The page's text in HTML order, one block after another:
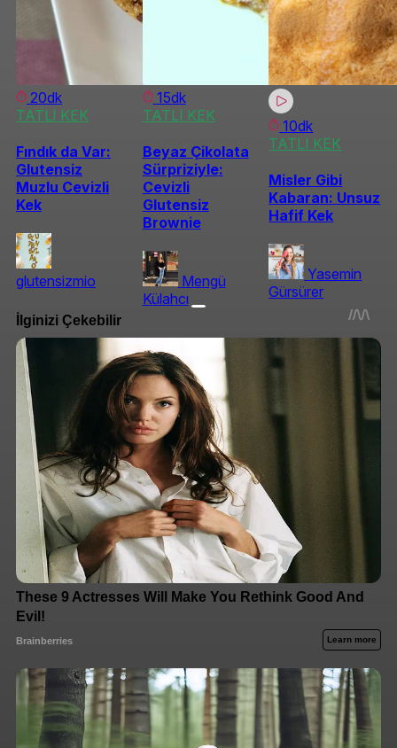
20dk
TATLI KEK
Fındık da Var:
Glutensiz
Muzlu Cevizli
Kek
glutensizmio
15dk
TATLI KEK
Beyaz Çikolata
Sürpriziyle:
Cevizli
Glutensiz
Brownie
Mengü
Külahcı
10dk
TATLI KEK
Misler Gibi
Kabaran: Unsuz
Hafif Kek
Yasemin
Gürsürer